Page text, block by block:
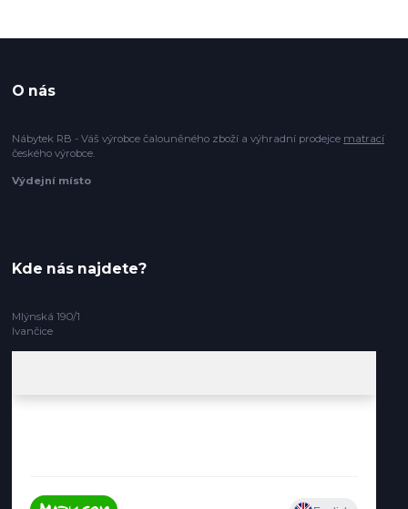
O nás
Nábytek RB - Váš výrobce čalouněného zboží a výhradní prodejce matrací
českého výrobce.
Výdejní místo
Kde nás najdete?
Mlýnská 190/1
Ivančice